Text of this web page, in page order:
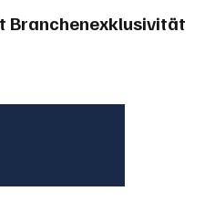
Branchenexklusivität